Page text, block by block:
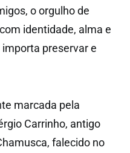
o orgulho de
identidade, alma e
preservar e
marcada pela
Carrinho, antigo
falecido no